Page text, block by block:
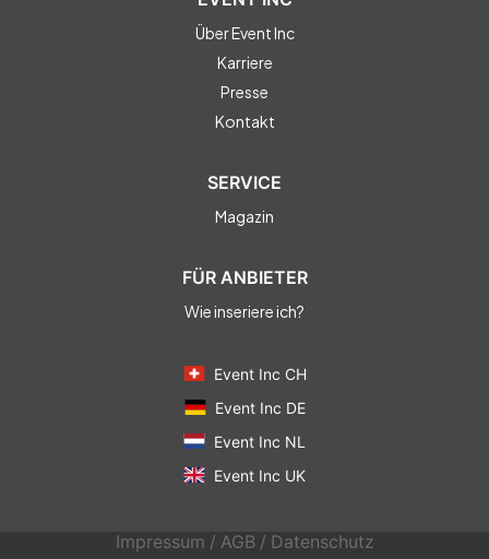
Über Event Inc
Karriere
Presse
Kontakt
SERVICE
Magazin
FÜR ANBIETER
Wie inseriere ich?
Event Inc CH
Event Inc DE
Event Inc NL
Event Inc UK
Impressum / AGB / Datenschutz